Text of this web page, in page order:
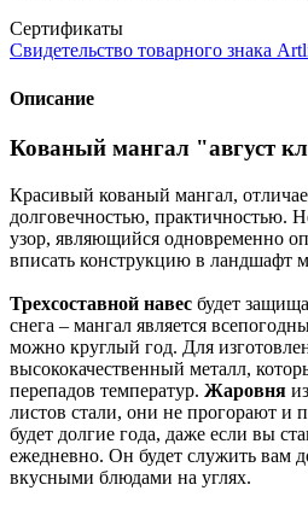
Сертификаты
Свидетельство товарного знака
Описание
Кованый мангал "август
Красивый кованый мангал,
долговечностью, практичностью.
узор, являющийся одновременно
вписать конструкцию в ландшафт
Трехсоставной навес будет
снега – мангал является
можно круглый год. Для
высококачественный металл,
перепадов температур. Жаровня
листов стали, они не прогорают и
будет долгие года, даже если вы
ежедневно. Он будет служить вам
вкусными блюдами на углях.